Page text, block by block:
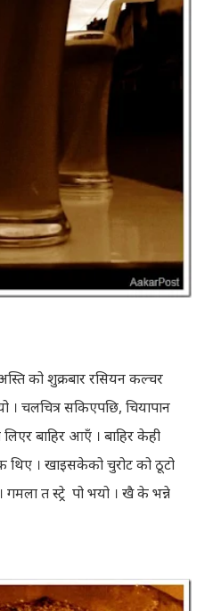
को शुक्रबार रसियन कल्चर
। चलचित्र सकिएपछि, चियापान
बाहिर आएँ । बाहिर केही
थिए । खाइसकेको चुरोट को ठूटो
त स्ट्रे पो भयो । खै के भन्ने